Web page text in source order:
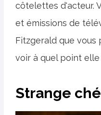
côtelettes d'acteur.
et émissions de
Fitzgerald que vous
voir à quel point
Strange